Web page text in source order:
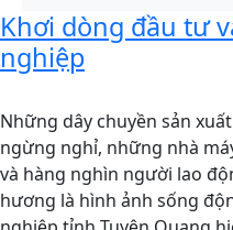
Khơi dòng đầu tư
nghiệp
Những dây chuyền sản
ngừng nghỉ, những nhà
và hàng nghìn người lao
hương là hình ảnh sống